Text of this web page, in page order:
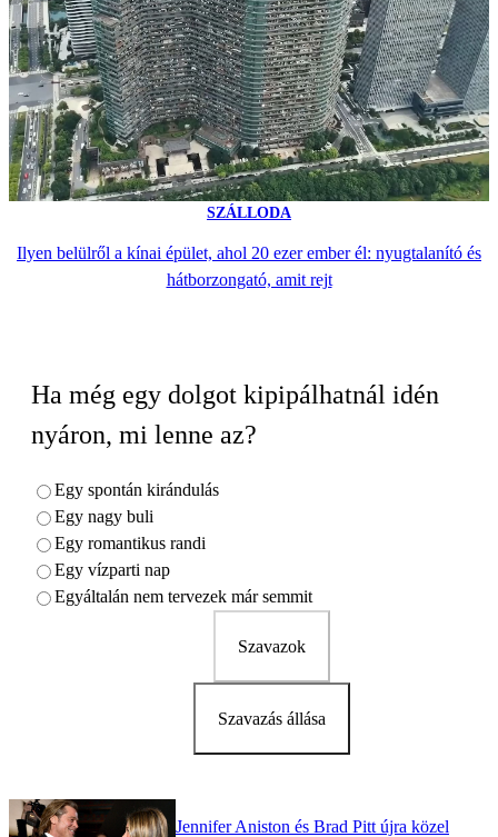
SZÁLLODA
Ilyen belülről a kínai épület, ahol 20 ezer ember él: nyugtalanító és
hátborzongató, amit rejt
Ha még egy dolgot kipipálhatnál idén
nyáron, mi lenne az?
Egy spontán kirándulás
Egy nagy buli
Egy romantikus randi
Egy vízparti nap
Egyáltalán nem tervezek már semmit
Szavazok
Szavazás állása
Jennifer Aniston és Brad Pitt újra közel